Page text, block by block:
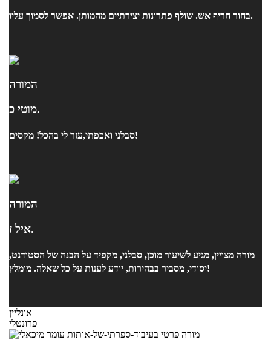
בחור חריף אש. שולף פתרונות יצירתיים מהמותן. אפשר לסמוך עליו.
המורה
מוטי כ.
סבלני ואכפתי,עזר לי בהכל! מקסים!
המורה
איל ז.
מורה מצויין, מגיע לשיעור מוכן, סבלני, מקפיד על הבנה של הסטודנט,
יסודי, מסביר בבהירות, יודע לענות על כל שאלה. מומלץ!
אונליין
פרונטלי